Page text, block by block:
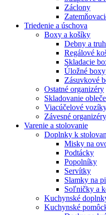
Záclony
Triedenie a úschova
Boxy a košíky
Debny a
Regálové
Skladacie
Úložné boxy
Zásuvkové
Ostatné organizéry
Skladovanie
Viacúčelové
Závesné organizéry
Varenie a stolovanie
Doplnky k
Misky na
Podtácky
Popolníky
Servítky
Slamky na
Soľničky a
Kuchynské
Kuchynské